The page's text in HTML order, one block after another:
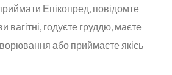
Епікопред, повідомте
вагітні, годуєте груддю, маєте
або приймаєте якісь